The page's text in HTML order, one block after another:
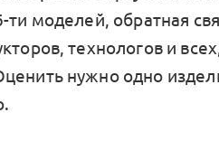
ти моделей, обратная
технологов и
нужно одно